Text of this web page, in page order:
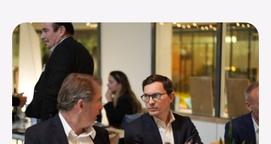
sommes qu'au début...
Nicolas De Bykhovetz
Responsable développement commercial
Kaporal
Décideurs